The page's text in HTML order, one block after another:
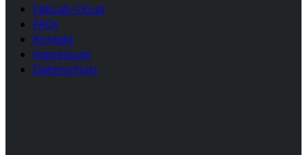
FabLab-Cloud
FAQs
Kontakt
Impressum
Datenschutz